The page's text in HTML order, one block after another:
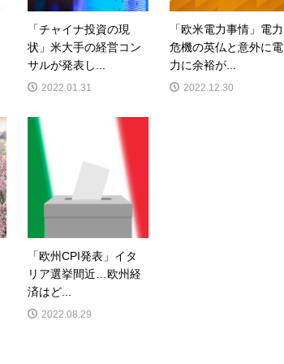
「チャイナ投資の現
状」米大手の経営コン
サルが発表し...
2022.01.31
「欧米電力事情」電力
危機の英仏と意外に電
力に余裕が...
2022.12.30
「欧州CPI発表」イタ
リア選挙間近…欧州経
済はど...
2022.08.29